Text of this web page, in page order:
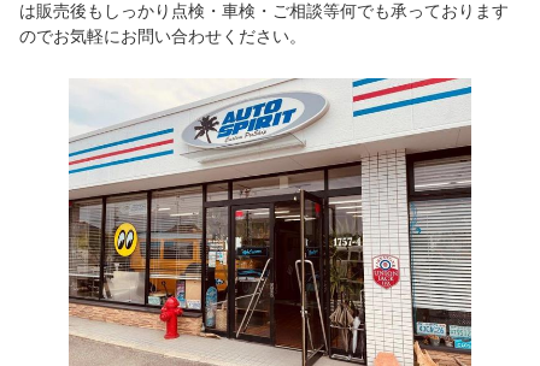
は販売後もしっかり点検・車検・ご相談等何でも承っております
のでお気軽にお問い合わせください。